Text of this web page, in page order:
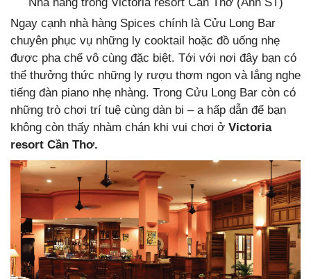
Ngay cạnh nhà hàng Spices chính là Cửu Long Bar
chuyên phục vụ những ly cooktail hoặc đồ uống nhẹ
được pha chế vô cùng đặc biệt. Tới với nơi đây bạn có
thể thưởng thức những ly rượu thơm ngon và lắng nghe
tiếng đàn piano nhẹ nhàng. Trong Cửu Long Bar còn có
những trò chơi trí tuệ cùng dàn bi – a hấp dẫn để bạn
không còn thấy nhàm chán khi vui chơi ở Victoria
resort Cần Thơ.